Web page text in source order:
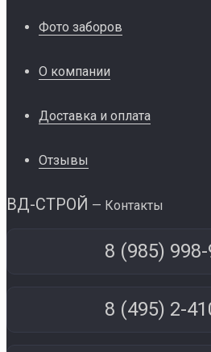
Фото заборов
О компании
Доставка и оплата
Отзывы
ВД-СТРОЙ — Контакты
8 (985) 998-
8 (495) 2-